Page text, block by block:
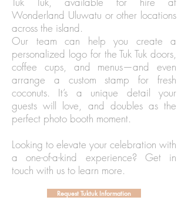
Wonderland Uluwatu or other locations
across the island.
Our team can help you create a
personalized logo for the Tuk Tuk doors,
coffee cups, and menus—and even
arrange a custom stamp for fresh
coconuts. It’s a unique detail your
guests will love, and doubles as the
perfect photo booth moment.
Looking to elevate your celebration with
a one-of-a-kind experience? Get in
touch with us to learn more.
Request Tuktuk Information